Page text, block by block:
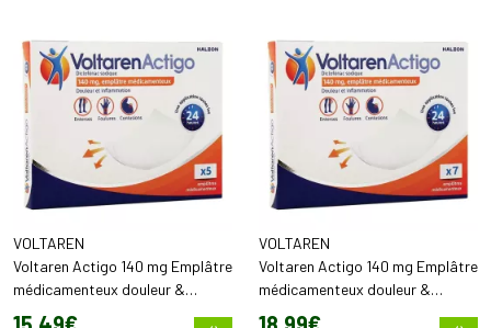
VOLTAREN
Voltaren Actigo 140 mg Emplâtre
médicamenteux douleur &
inflammation (x5)
VOLTAREN
Voltaren Actigo 140 mg Emplâtre
médicamenteux douleur &
inflammation (x7)